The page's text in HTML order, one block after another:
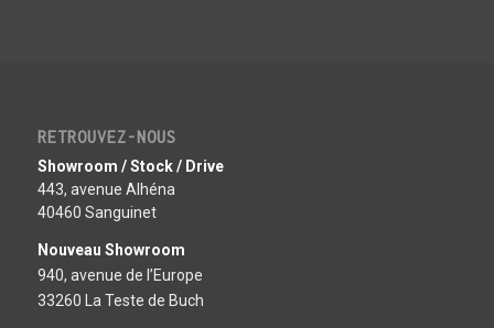
RETROUVEZ-NOUS
Showroom / Stock / Drive
443, avenue Alhéna
40460 Sanguinet
Nouveau Showroom
940, avenue de l’Europe
33260 La Teste de Buch